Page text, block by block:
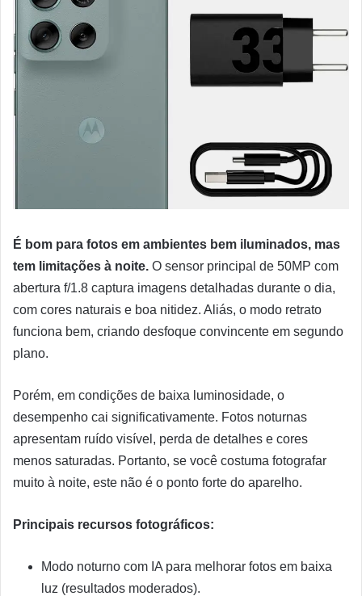
É bom para fotos em ambientes bem iluminados, mas
tem limitações à noite. O sensor principal de 50MP com
abertura f/1.8 captura imagens detalhadas durante o dia,
com cores naturais e boa nitidez. Aliás, o modo retrato
funciona bem, criando desfoque convincente em segundo
plano.
Porém, em condições de baixa luminosidade, o
desempenho cai significativamente. Fotos noturnas
apresentam ruído visível, perda de detalhes e cores
menos saturadas. Portanto, se você costuma fotografar
muito à noite, este não é o ponto forte do aparelho.
Principais recursos fotográficos:
Modo noturno com IA para melhorar fotos em baixa
luz (resultados moderados).